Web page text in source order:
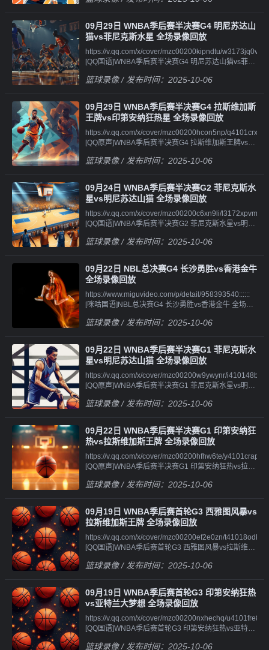
[QQ原声]NBA季前赛 太阳vs湖人 第四节 录像
录
像||||||https://v.qq.com/x/cover/mzc00200mbtpgie/
[QQ国语]NBA季前赛阿布扎比站 76人vs尼克斯 第二节
录
像||||||https://v.qq.com/x/cover/mzc00200mbtpgie/
录
[QQ国语]NBA季前赛阿布扎比站 76人vs尼克斯 第四节
录
像||||||https://v.qq.com/x/cover/mzc00200mbtpgie/
[QQ原声]NBA季前赛阿布扎比站 76人vs尼克斯 第一节
录
[QQ原声]NBA季前赛阿布扎比站 76人vs尼克斯 第二节
像||||||https://v.qq.com/x/cover/mzc00200mbtpgie/
[QQ原声]NBA季前赛阿布扎比站 76人vs尼克斯 第三节
录
像||||||https://v.qq.com/x/cover/mzc00200mbtpgie/
[QQ原声]NBA季前赛阿布扎比站 76人vs尼克斯 第四节
录像
09月29日 WNBA季后赛半决赛G4 明尼苏达山
猫vs菲尼克斯水星 全场录像回放
https://v.qq.com/x/cover/mzc00200kipndtu/
[QQ国语]WNBA季后赛半决赛G4 明尼苏达山猫vs菲尼
放||||||https://v.qq.com/x/cover/mzc00200kipndtu/
克斯水星 第一节 录
像||||||https://v.qq.com/x/cover/mzc00200kipndtu/
[QQ国语]WNBA季后赛半决赛G4 明尼苏达山猫vs菲尼
克斯水星 第二节 录
像||||||https://v.qq.com/x/cover/mzc00200kipndtu/
克斯水星 第三节 录
[QQ国语]WNBA季后赛半决赛G4 明尼苏达山猫vs菲尼
克斯水星 第四节 录
像||||||https://v.qq.com/x/cover/mzc00200kipndtu/
[QQ原声]WNBA季后赛半决赛G4 明尼苏达山猫vs菲尼
克斯水星 全场录像回
[QQ原声]WNBA季后赛半决赛G4 明尼苏达山猫vs菲尼
像||||||https://v.qq.com/x/cover/mzc00200kipndtu/
[QQ原声]WNBA季后赛半决赛G4 明尼苏达山猫vs菲尼
克斯水星 第二节 录
像||||||https://v.qq.com/x/cover/mzc00200kipndtu/
[QQ原声]WNBA季后赛半决赛G4 明尼苏达山猫vs菲尼
克斯水星 第三节 录
像||||||https://v.qq.com/x/cover/mzc00200kipndtu/
克斯水星 第四节 录像
篮球录像/ 发布时间：2025-10-06
09月29日 WNBA季后赛半决赛G4 拉斯维加斯
王牌vs印第安纳狂热星 全场录像回放
https://v.qq.com/x/cover/mzc00200hcon5np/
[QQ原声]WNBA季后赛半决赛G4 拉斯维加斯王牌vs印
放||||||https://v.qq.com/x/cover/mzc00200hcon5np/
第安纳狂热星 第一节 录
像||||||https://v.qq.com/x/cover/mzc00200hcon5np/
[QQ原声]WNBA季后赛半决赛G4 拉斯维加斯王牌vs印
第安纳狂热星 第二节 录
像||||||https://v.qq.com/x/cover/mzc00200hcon5np/
第安纳狂热星 第三节 录
[QQ原声]WNBA季后赛半决赛G4 拉斯维加斯王牌vs印
第安纳狂热星 第四节 录像
篮球录像/ 发布时间：2025-10-06
09月24日 WNBA季后赛半决赛G2 菲尼克斯水
星vs明尼苏达山猫 全场录像回放
https://v.qq.com/x/cover/mzc00200c6xn9li/
[QQ国语]WNBA季后赛半决赛G2 菲尼克斯水星vs明尼
放||||||https://v.qq.com/x/cover/mzc00200c6xn9li/
苏达山猫 第一节 录
像||||||https://v.qq.com/x/cover/mzc00200c6xn9li/
[QQ国语]WNBA季后赛半决赛G2 菲尼克斯水星vs明尼
苏达山猫 第二节 录
像||||||https://v.qq.com/x/cover/mzc00200c6xn9li/
苏达山猫 第三节 录
[QQ国语]WNBA季后赛半决赛G2 菲尼克斯水星vs明尼
苏达山猫 第四节 录
像||||||https://v.qq.com/x/cover/mzc00200c6xn9li/
[QQ国语]WNBA季后赛半决赛G2 菲尼克斯水星vs明尼
苏达山猫 加时赛 录
[QQ原声]WNBA季后赛半决赛G2 菲尼克斯水星vs明尼
放||||||https://v.qq.com/x/cover/mzc00200c6xn9li/
[QQ原声]WNBA季后赛半决赛G2 菲尼克斯水星vs明尼
苏达山猫 第一节 录
像||||||https://v.qq.com/x/cover/mzc00200c6xn9li/
[QQ原声]WNBA季后赛半决赛G2 菲尼克斯水星vs明尼
苏达山猫 第二节 录
像||||||https://v.qq.com/x/cover/mzc00200c6xn9li/
苏达山猫 第三节 录
像||||||https://v.qq.com/x/cover/mzc00200c6xn9li/
苏达山猫 第四节 录
像||||||https://v.qq.com/x/cover/mzc00200c6xn9li/
[QQ原声]WNBA季后赛半决赛G2 菲尼克斯水星vs明尼
苏达山猫 加时赛 录像
篮球录像/ 发布时间：2025-10-06
09月22日 NBL总决赛G4 长沙勇胜vs香港金牛
全场录像回放
https://www.miguvideo.com/p/detail/958393540::::::
[咪咕国语]NBL总决赛G4 长沙勇胜vs香港金牛 全场录
[咪咕原声]NBL总决赛G4 长沙勇胜vs香港金牛 全场录
篮球录像/ 发布时间：2025-10-06
09月22日 WNBA季后赛半决赛G1 菲尼克斯水
星vs明尼苏达山猫 全场录像回放
https://v.qq.com/x/cover/mzc00200w9ywynr/
[QQ原声]WNBA季后赛半决赛G1 菲尼克斯水星vs明尼
放||||||https://v.qq.com/x/cover/mzc00200w9ywynr/
苏达山猫 第一节 录
像||||||https://v.qq.com/x/cover/mzc00200w9ywynr/
[QQ原声]WNBA季后赛半决赛G1 菲尼克斯水星vs明尼
苏达山猫 第二节 录
像||||||https://v.qq.com/x/cover/mzc00200w9ywynr/
苏达山猫 第三节 录
[QQ原声]WNBA季后赛半决赛G1 菲尼克斯水星vs明尼
苏达山猫 第四节 录像
篮球录像/ 发布时间：2025-10-06
09月22日 WNBA季后赛半决赛G1 印第安纳狂
热vs拉斯维加斯王牌 全场录像回放
https://v.qq.com/x/cover/mzc00200hfhw6te/
[QQ原声]WNBA季后赛半决赛G1 印第安纳狂热vs拉斯
放||||||https://v.qq.com/x/cover/mzc00200hfhw6te/
维加斯王牌 第一节 录
像||||||https://v.qq.com/x/cover/mzc00200hfhw6te/
[QQ原声]WNBA季后赛半决赛G1 印第安纳狂热vs拉斯
维加斯王牌 第二节 录
像||||||https://v.qq.com/x/cover/mzc00200hfhw6te/
维加斯王牌 第三节 录
[QQ原声]WNBA季后赛半决赛G1 印第安纳狂热vs拉斯
维加斯王牌 第四节 录像
篮球录像/ 发布时间：2025-10-06
09月19日 WNBA季后赛首轮G3 西雅图风暴vs
拉斯维加斯王牌 全场录像回放
https://v.qq.com/x/cover/mzc00200ef2e0zn/
[QQ国语]WNBA季后赛首轮G3 西雅图风暴vs拉斯维加
放||||||https://v.qq.com/x/cover/mzc00200ef2e0zn/
斯王牌 第一节 录
像||||||https://v.qq.com/x/cover/mzc00200ef2e0zn/
[QQ国语]WNBA季后赛首轮G3 西雅图风暴vs拉斯维加
斯王牌 第二节 录
像||||||https://v.qq.com/x/cover/mzc00200ef2e0zn/
篮球录像/ 发布时间：2025-10-06
09月19日 WNBA季后赛首轮G3 印第安纳狂热
vs亚特兰大梦想 全场录像回放
https://v.qq.com/x/cover/mzc00200nxhechq/
[QQ国语]WNBA季后赛首轮G3 印第安纳狂热vs亚特兰
篮球录像/ 发布时间：2025-10-06